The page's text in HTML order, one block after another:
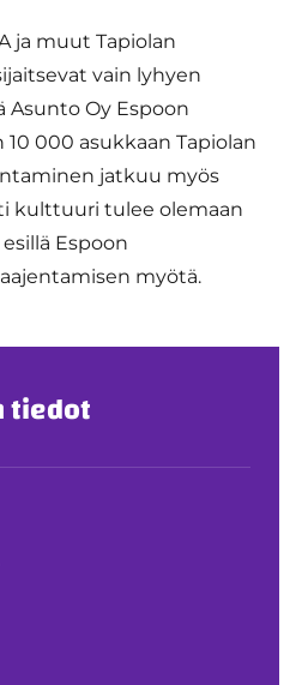
ja muut Tapiolan
vain lyhyen
Asunto Oy Espoon
10 000 asukkaan Tapiolan
jatkuu myös
kulttuuri tulee olemaan
Espoon
myötä.
tiedot